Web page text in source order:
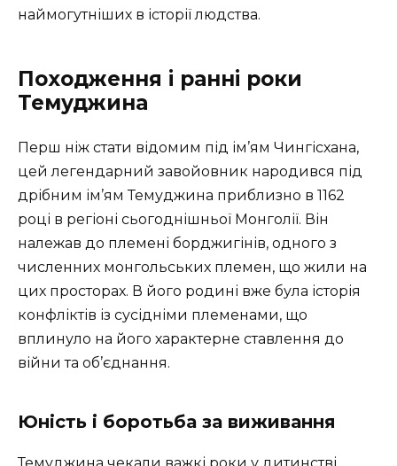
наймогутніших в історії людства.
Походження і ранні роки
Темуджина
Перш ніж стати відомим під ім’ям Чингісхана,
цей легендарний завойовник народився під
дрібним ім’ям Темуджина приблизно в 1162
році в регіоні сьогоднішньої Монголії. Він
належав до племені борджигінів, одного з
численних монгольських племен, що жили на
цих просторах. В його родині вже була історія
конфліктів із сусідніми племенами, що
вплинуло на його характерне ставлення до
війни та об’єднання.
Юність і боротьба за виживання
Темуджина чекали важкі роки у дитинстві.